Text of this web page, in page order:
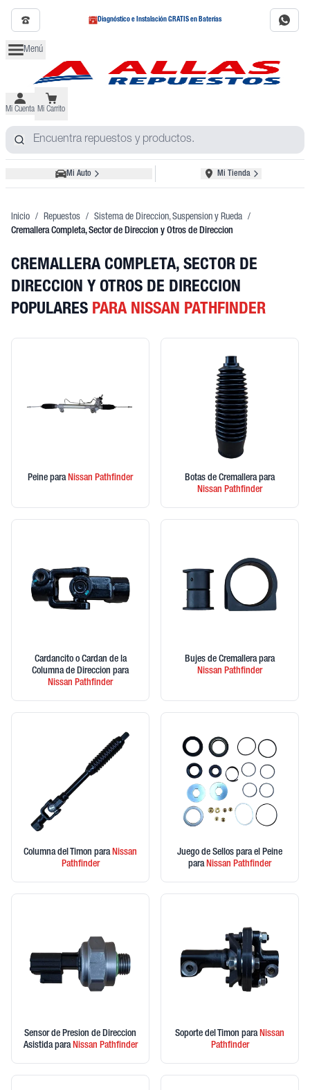
Diagnóstico e Instalación GRATIS en Baterías
Menú
Mi Cuenta Mi Carrito
Mi Auto Mi Tienda
Inicio / Repuestos / Sistema de Direccion, Suspension y Rueda /
Cremallera Completa, Sector de Direccion y Otros de Direccion
CREMALLERA COMPLETA, SECTOR DE
DIRECCION Y OTROS DE DIRECCION
POPULARES PARA NISSAN PATHFINDER
Peine paraNissan Pathfinder Botas de Cremallera para
Nissan Pathfinder
Cardancito o Cardan de la
Columna de Direccion para
Nissan Pathfinder
Bujes de Cremallera para
Nissan Pathfinder
Columna del Timon paraNissan
Pathfinder
Juego de Sellos para el Peine
paraNissan Pathfinder
Sensor de Presion de Direccion
Asistida paraNissan Pathfinder
Soporte del Timon paraNissan
Pathfinder